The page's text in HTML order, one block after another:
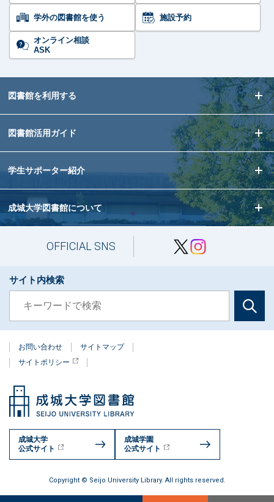
学外の図書館を使う 施設予約
オンライン相談
ASK
図書館を利用する
図書館活用ガイド
学生サポーター紹介
成城大学図書館について
OFFICIAL SNS
サイト内検索
お問い合わせ
サイトマップ
サイトポリシー
成城大学
公式サイト
成城学園
公式サイト
Copyright © Seijo University Library. All rights reserved.